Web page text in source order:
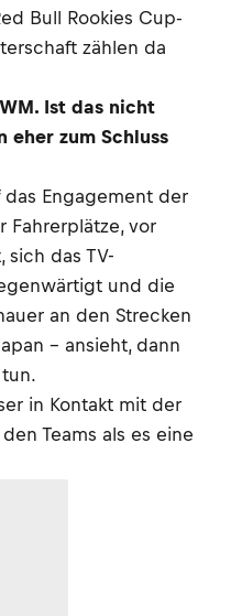
Bull Rookies Cup-
zählen da
Ist das nicht
eher zum Schluss
Engagement der
Fahrerplätze, vor
sich das TV-
und die
an den Strecken
– ansieht, dann
in Kontakt mit der
Teams als es eine